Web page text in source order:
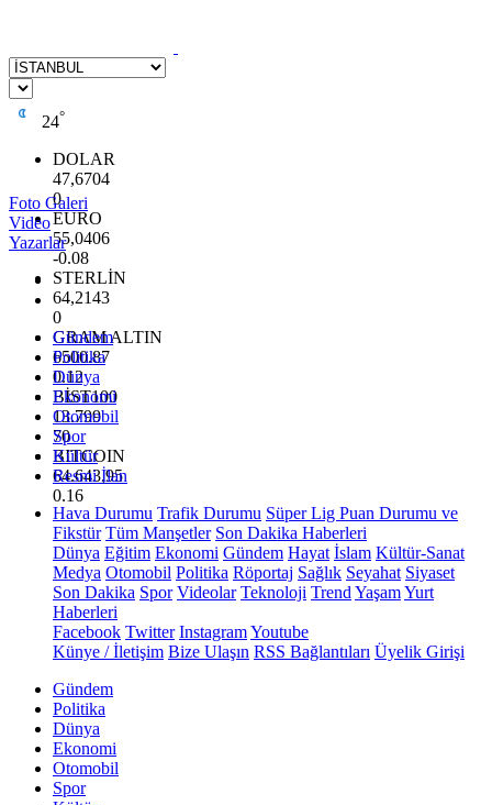
24°
DOLAR
47,6704
0
EURO
55,0406
-0.08
STERLİN
64,2143
0
GRAM ALTIN
6500.87
0.12
BİST100
13.799
70
BITCOIN
64.643,95
0.16
Foto Galeri
Video
Yazarlar
Gündem
Politika
Dünya
Ekonomi
Otomobil
Spor
Kültür
Resmi İlan
Hava Durumu Trafik Durumu Süper Lig Puan Durumu ve
Fikstür Tüm Manşetler Son Dakika Haberleri
Dünya Eğitim Ekonomi Gündem Hayat İslam Kültür-Sanat
Medya Otomobil Politika Röportaj Sağlık Seyahat Siyaset
Son Dakika Spor Videolar Teknoloji Trend YaşamYurt
Haberleri
Facebook Twitter InstagramYoutube
Künye / İletişim Bize Ulaşın RSS Bağlantıları Üyelik Girişi
Gündem
Politika
Dünya
Ekonomi
Otomobil
Spor